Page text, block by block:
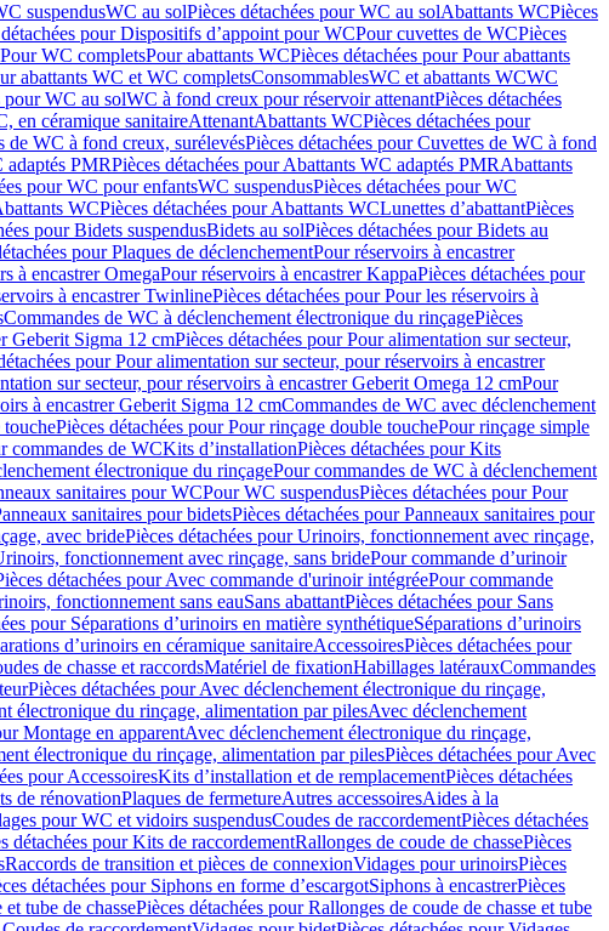
suspendusWC au solPièces détachées pour WC au solAbattants WCPièces
pour Dispositifs d’appoint pour WCPour cuvettes de WCPièces
WC completsPour abattants WCPièces détachées pour Pour abattants
abattants WC et WC completsConsommablesWC et abattants WCWC
pour WC au solWC à fond creux pour réservoir attenantPièces détachées
en céramique sanitaireAttenantAbattants WCPièces détachées pour
de WC à fond creux, surélevésPièces détachées pour Cuvettes de WC à fond
adaptés PMRPièces détachées pour Abattants WC adaptés PMRAbattants
pour WC pour enfantsWC suspendusPièces détachées pour WC
WCPièces détachées pour Abattants WCLunettes d’abattantPièces
pour Bidets suspendusBidets au solPièces détachées pour Bidets au
pour Plaques de déclenchementPour réservoirs à encastrer
à encastrer OmegaPour réservoirs à encastrer KappaPièces détachées pour
à encastrer TwinlinePièces détachées pour Pour les réservoirs à
Commandes de WC à déclenchement électronique du rinçagePièces
Geberit Sigma 12 cmPièces détachées pour Pour alimentation sur secteur,
pour Pour alimentation sur secteur, pour réservoirs à encastrer
sur secteur, pour réservoirs à encastrer Geberit Omega 12 cmPour
à encastrer Geberit Sigma 12 cmCommandes de WC avec déclenchement
touchePièces détachées pour Pour rinçage double touchePour rinçage simple
commandes de WCKits d’installationPièces détachées pour Kits
électronique du rinçagePour commandes de WC à déclenchement
sanitaires pour WCPour WC suspendusPièces détachées pour Pour
sanitaires pour bidetsPièces détachées pour Panneaux sanitaires pour
avec bridePièces détachées pour Urinoirs, fonctionnement avec rinçage,
fonctionnement avec rinçage, sans bridePour commande d’urinoir
détachées pour Avec commande d'urinoir intégréePour commande
fonctionnement sans eauSans abattantPièces détachées pour Sans
pour Séparations d’urinoirs en matière synthétiqueSéparations d’urinoirs
d’urinoirs en céramique sanitaireAccessoiresPièces détachées pour
de chasse et raccordsMatériel de fixationHabillages latérauxCommandes
Pièces détachées pour Avec déclenchement électronique du rinçage,
électronique du rinçage, alimentation par pilesAvec déclenchement
Montage en apparentAvec déclenchement électronique du rinçage,
électronique du rinçage, alimentation par pilesPièces détachées pour Avec
pour AccessoiresKits d’installation et de remplacementPièces détachées
de rénovationPlaques de fermetureAutres accessoiresAides à la
pour WC et vidoirs suspendusCoudes de raccordementPièces détachées
détachées pour Kits de raccordementRallonges de coude de chassePièces
Raccords de transition et pièces de connexionVidages pour urinoirsPièces
détachées pour Siphons en forme d’escargotSiphons à encastrerPièces
tube de chassePièces détachées pour Rallonges de coude de chasse et tube